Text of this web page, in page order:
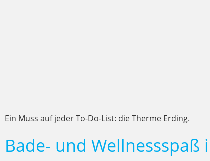
Ein Muss auf jeder To-Do-List: die Therme Erding.
Bade- und